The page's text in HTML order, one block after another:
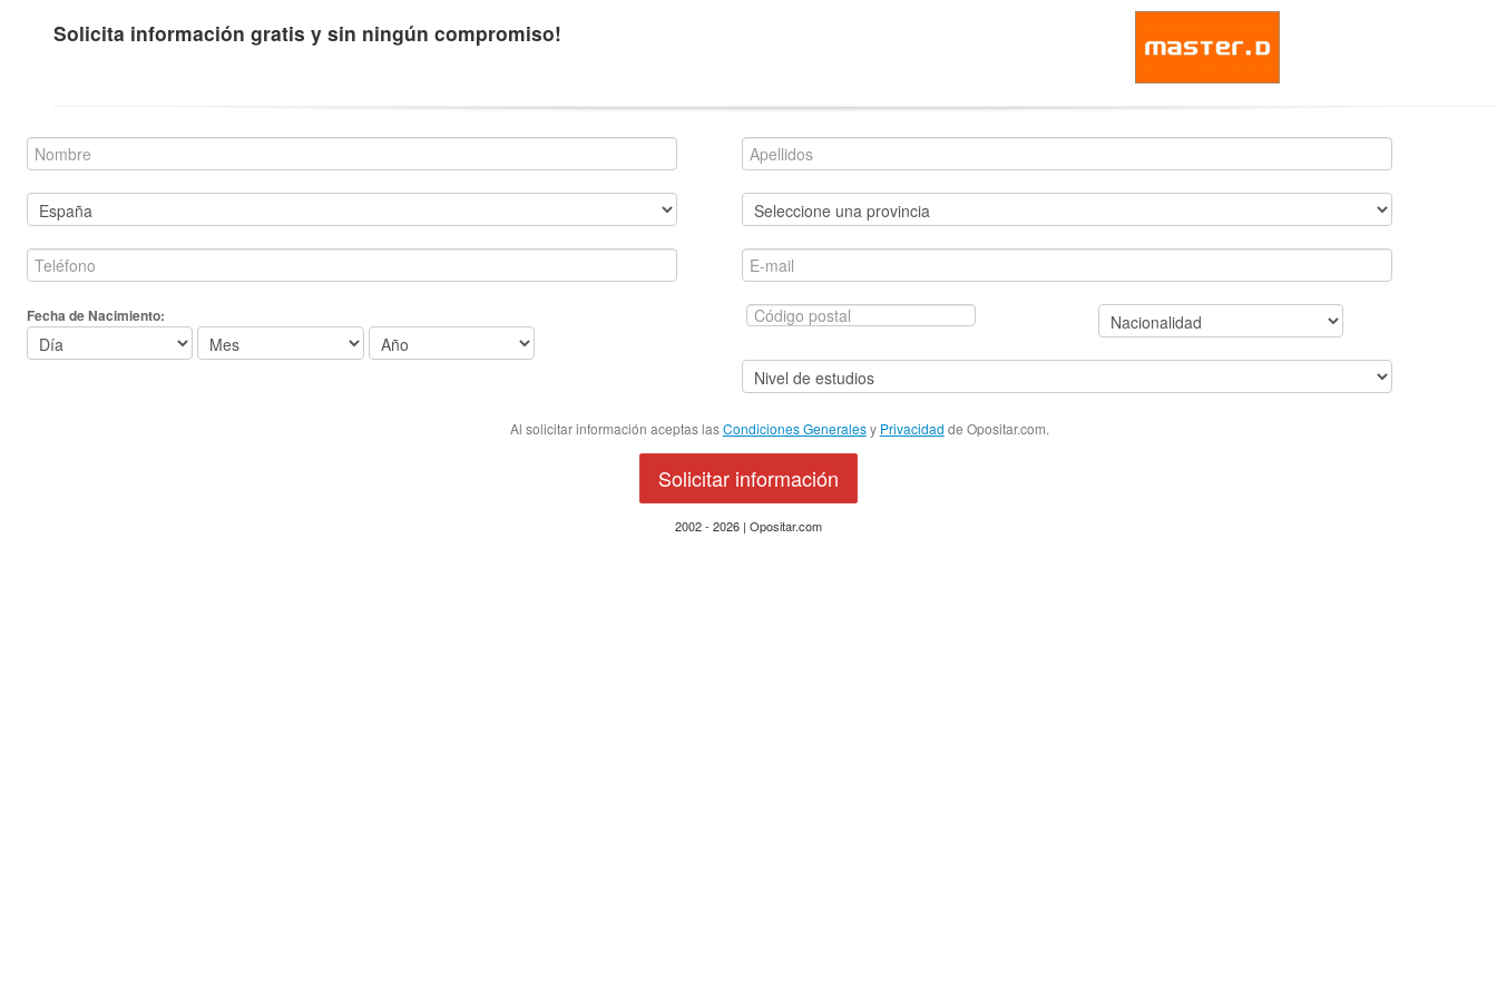
Solicita información gratis y sin ningún compromiso!
Fecha de Nacimiento:
Al solicitar información aceptas lasCondiciones Generalesy Privacidad de Opositar.com.
Solicitar información
2002 - 2026 | Opositar.com